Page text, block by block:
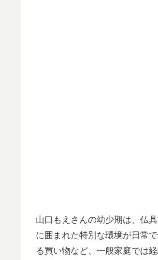
山口もえさんの幼少期は、仏
に囲まれた特別な環境が日常
る買い物など、一般家庭では